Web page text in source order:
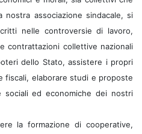
associazione sindacale, si
nelle controversie di lavoro,
contrattazioni collettive nazionali
dello Stato, assistere i propri
fiscali, elaborare studi e proposte
sociali ed economiche dei nostri
la formazione di cooperative,